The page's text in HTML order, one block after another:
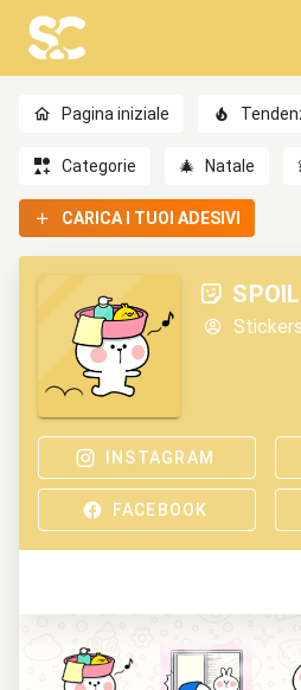
Pagina iniziale
Categorie 🎄 Natale
CARICA I TUOI ADESIVI
INSTAGRAM
FACEBOOK